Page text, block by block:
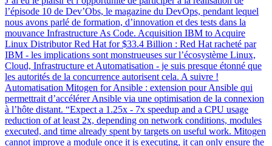
l’épisode 10 de Dev’Obs, le magazine du DevOps, pendant lequel
nous avons parlé de formation, d’innovation et des tests dans la
mouvance Infrastructure As Code. Acquisition IBM to Acquire
Linux Distributor Red Hat for $33.4 Billion : Red Hat racheté par
IBM - les implications sont monstrueuses sur l’écosystème Linux,
Cloud, Infrastructure et Automatisation - je suis presque étonné que
les autorités de la concurrence autorisent cela. A suivre !
Automatisation Mitogen for Ansible : extension pour Ansible qui
permettrait d’accélérer Ansible via une optimisation de la connexion
à l’hôte distant. “Expect a 1.25x - 7x speedup and a CPU usage
reduction of at least 2x, depending on network conditions, modules
executed, and time already spent by targets on useful work. Mitogen
cannot improve a module once it is executing, it can only ensure the